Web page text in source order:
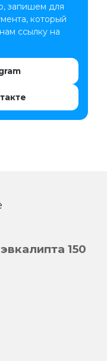
запишем для
который
ссылку на
150